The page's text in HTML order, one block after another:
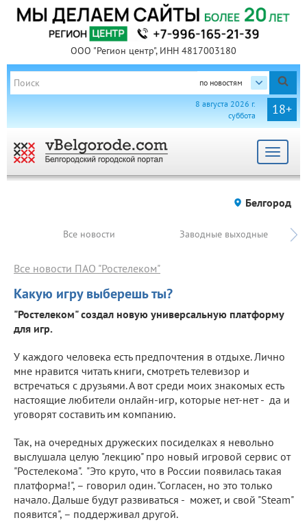
ООО "Регион центр", ИНН 4817003180
по новостям
18+
8 августа 2026 г.
суббота
Toggle
Белгород
Все новости Заводные выходные
Какую игру выберешь ты?
Все новости ПАО "Ростелеком"
"Ростелеком" создал новую универсальную платформу
для игр.
У каждого человека есть предпочтения в отдыхе. Лично
мне нравится читать книги, смотреть телевизор и
встречаться с друзьями. А вот среди моих знакомых есть
настоящие любители онлайн-игр, которые нет-нет - да и
уговорят составить им компанию.
Так, на очередных дружеских посиделках я невольно
выслушала целую "лекцию" про новый игровой сервис от
"Ростелекома". "Это круто, что в России появилась такая
платформа!", – говорил один. "Согласен, но это только
начало. Дальше будут развиваться - может, и свой "Steam"
появится", – поддерживал другой.